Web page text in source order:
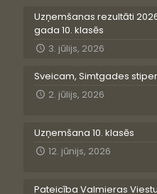
Uzņemšanas rezultāti
gada 10. klasēs
3. jūlijs, 2026
Sveicam, Simtgades
2. jūlijs, 2026
Uzņemšana 10. klasēs
12. jūnijs, 2026
Pateicība Valmieras